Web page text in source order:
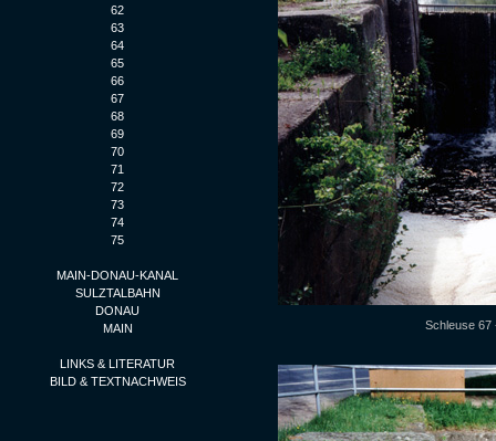
62
63
64
65
66
67
68
69
70
71
72
73
74
75
MAIN-DONAU-KANAL
SULZTALBAHN
DONAU
MAIN
LINKS & LITERATUR
BILD & TEXTNACHWEIS
Schleuse 67